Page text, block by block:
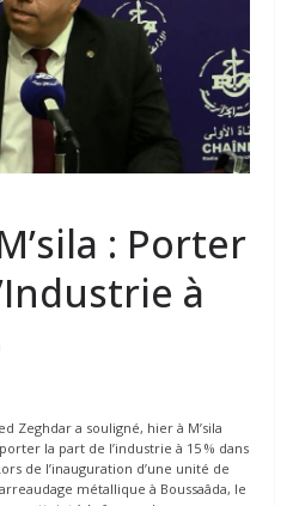
: Porter
à
Zeghdar a souligné, hier à M’sila
la part de l’industrie à 15 % dans
de l’inauguration d’une unité de
métallique à Boussaâda, le